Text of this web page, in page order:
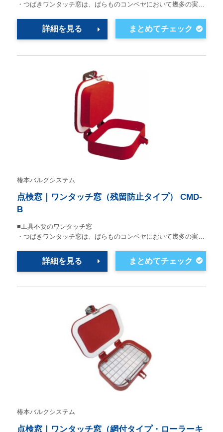
・つばきワンタッチ窓は、ばらものコンベヤにおいて幾多の実…
詳細を見る
椿本バルクシステム
点検窓｜ワンタッチ窓（残留防止タイプ） CMD-
B
■工具不要のワンタッチ窓
・つばきワンタッチ窓は、ばらものコンベヤにおいて幾多の実…
詳細を見る
椿本バルクシステム
点検窓｜ワンタッチ窓（網付タイプ・ローラーキ